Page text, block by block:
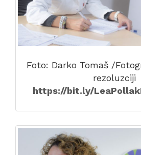
Foto: Darko Tomaš /
rezoluzciji
https://bit.ly/